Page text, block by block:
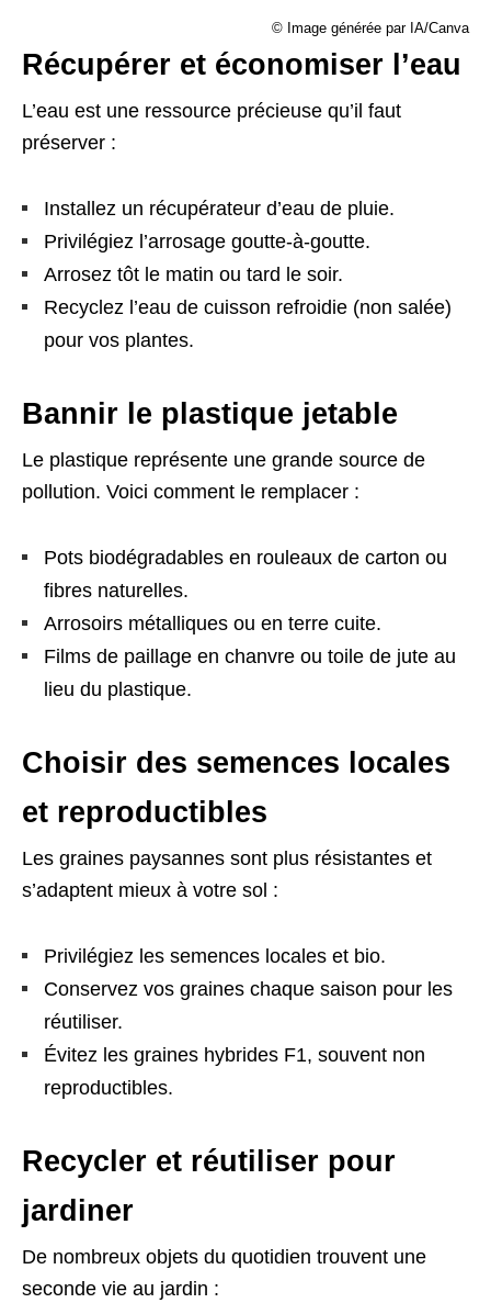
© Image générée par IA/Canva
Récupérer et économiser l’eau
L’eau est une ressource précieuse qu’il faut
préserver :
Installez un récupérateur d’eau de pluie.
Privilégiez l’arrosage goutte-à-goutte.
Arrosez tôt le matin ou tard le soir.
Recyclez l’eau de cuisson refroidie (non salée)
pour vos plantes.
Bannir le plastique jetable
Le plastique représente une grande source de
pollution. Voici comment le remplacer :
Pots biodégradables en rouleaux de carton ou
fibres naturelles.
Arrosoirs métalliques ou en terre cuite.
Films de paillage en chanvre ou toile de jute au
lieu du plastique.
Choisir des semences locales
et reproductibles
Les graines paysannes sont plus résistantes et
s’adaptent mieux à votre sol :
Privilégiez les semences locales et bio.
Conservez vos graines chaque saison pour les
réutiliser.
Évitez les graines hybrides F1, souvent non
reproductibles.
Recycler et réutiliser pour
jardiner
De nombreux objets du quotidien trouvent une
seconde vie au jardin :